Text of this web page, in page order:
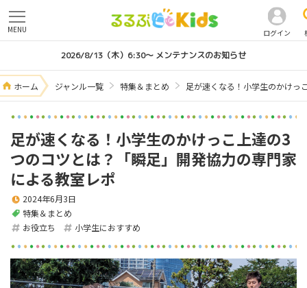
ログイン
MENU
2026/8/13（木）6:30～ メンテナンスのお知らせ
ホーム ジャンル一覧 特集＆まとめ 足が速くなる！小学生のかけっ
足が速くなる！小学生のかけっこ上達の3
つのコツとは？「瞬足」開発協力の専門家
による教室レポ
特集＆まとめ
2024年6月3日
お役立ち 小学生におすすめ